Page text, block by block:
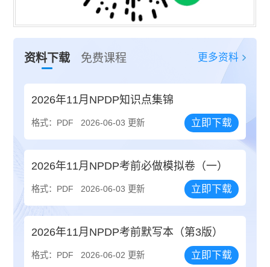
资料下载 免费课程 更多资料
2026年11月NPDP知识点集锦
格式：PDF 2026-06-03 更新 立即下载
2026年11月NPDP考前必做模拟卷（一）
格式：PDF 2026-06-03 更新 立即下载
2026年11月NPDP考前默写本（第3版）
格式：PDF 2026-06-02 更新 立即下载